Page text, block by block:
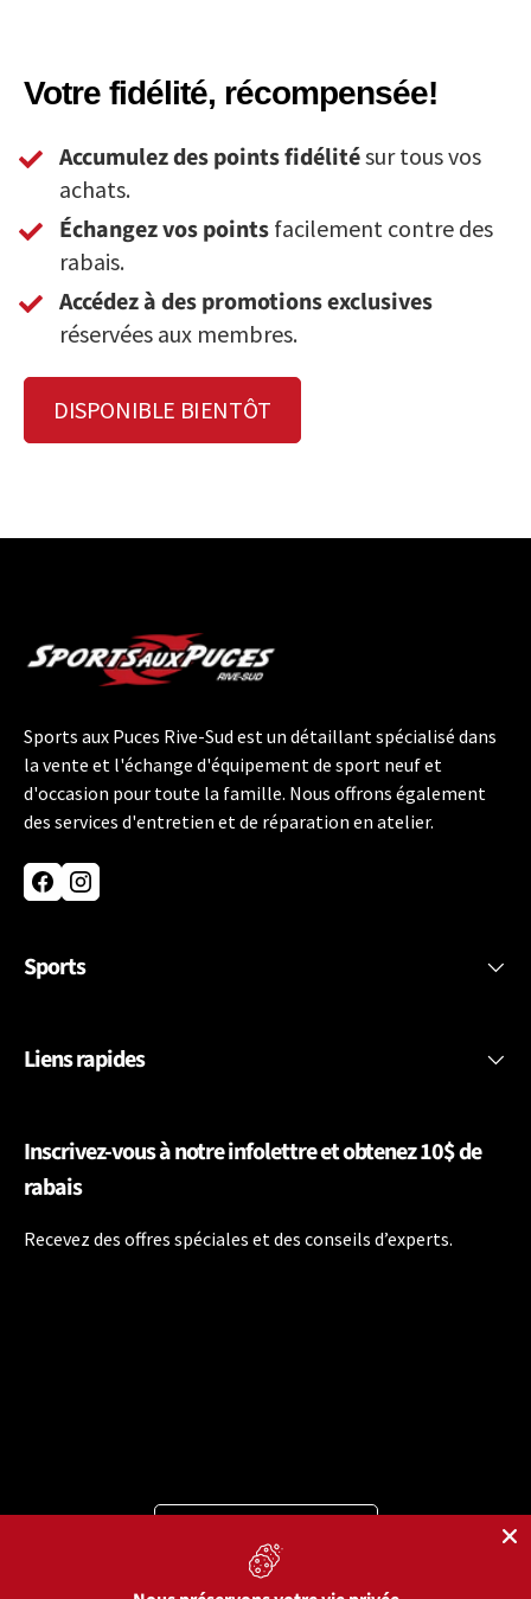
Votre fidélité, récompensée!
Accumulez des points fidélitésur tous vos
achats.
Échangez vos points facilement contre des
rabais.
Accédez à des promotions exclusives
réservées aux membres.
DISPONIBLE BIENTÔT
Sports aux Puces Rive-Sud est un détaillant spécialisé dans
la vente et l'échange d'équipement de sport neuf et
d'occasion pour toute la famille. Nous offrons également
des services d'entretien et de réparation en atelier.
FacebookInstagram
Sports
Liens rapides
Inscrivez-vous à notre infolettre et obtenez 10$ de
rabais
Recevez des offres spéciales et des conseils d’experts.
Moyens de paiement acceptés
Langue